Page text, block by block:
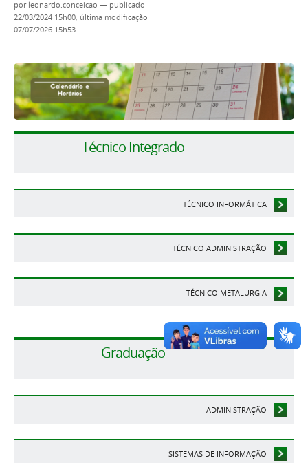
por leonardo.conceicao — publicado
22/03/2024 15h00, última modificação
07/07/2026 15h53
Técnico Integrado
TÉCNICO INFORMÁTICA
TÉCNICO ADMINISTRAÇÃO
TÉCNICO METALURGIA
Graduação
ADMINISTRAÇÃO
SISTEMAS DE INFORMAÇÃO